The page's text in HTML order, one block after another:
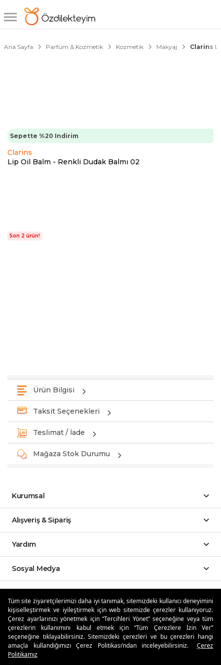
Tüm site ziyaretçilerimizi daha iyi tanımak, sitemizdeki kullanıcı deneyimini
kişiselleştirmek ve iyileştirmek için web sitemizde çerezler kullanıyoruz.
Çerez ayarlarınızı yönetmek için “Tercihleri Yönet” seçeneğine veya tüm
çerezlerin kullanımını kabul etmek için “Tüm Çerezlere İzin Ver”
seçeneğine tıklayabilirsiniz. Sitemizdeki çerezleri ve bu çerezleri hangi
amaçla kullandığımızı Çerez Politikası’ndan inceleyebilirsiniz.
Çerez
Politikamız
Ana Sayfa Parfüm & Kozmetik Kozmetik Makyaj Clarins
Sepette %20 Indirim
Clarins
Lip Oil Balm - Renkli Dudak Balmı 02
1/6
Son 2 ürün!
Ürün Bilgisi
Taksit Seçenekleri
Teslimat / İade
Mağaza Stok Durumu
Kurumsal
Alışveriş & Sipariş
Yardım
Sosyal Medya
Özdilekteyim'de Taksit Avantajları
Güvenli Alışveriş